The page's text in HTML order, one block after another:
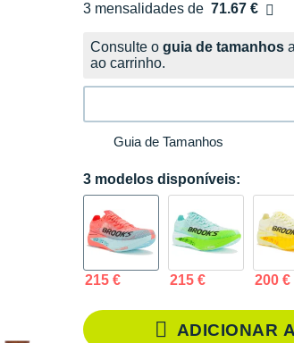
3 mensalidades de 71.67 €
sem custos
Consulte o guia de tamanhos
ao carrinho.
Guia de Tamanhos
3 modelos disponíveis:
215 € 215 € 200 €
ADICIONAR